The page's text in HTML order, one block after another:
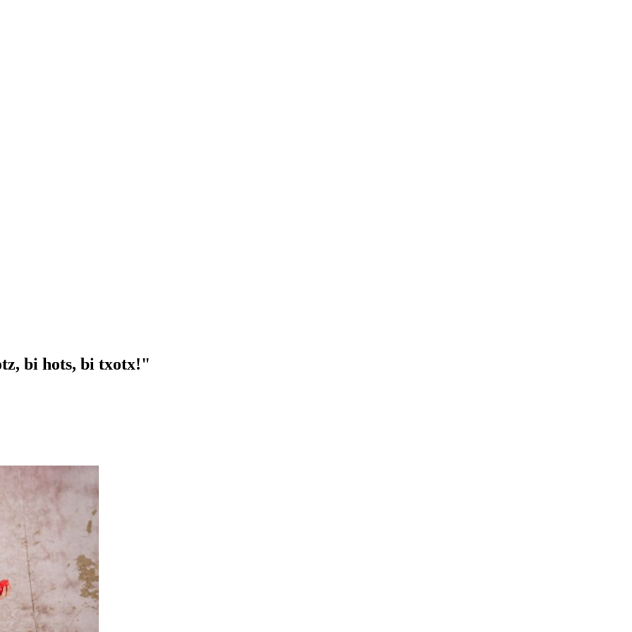
bi hots, bi txotx!"